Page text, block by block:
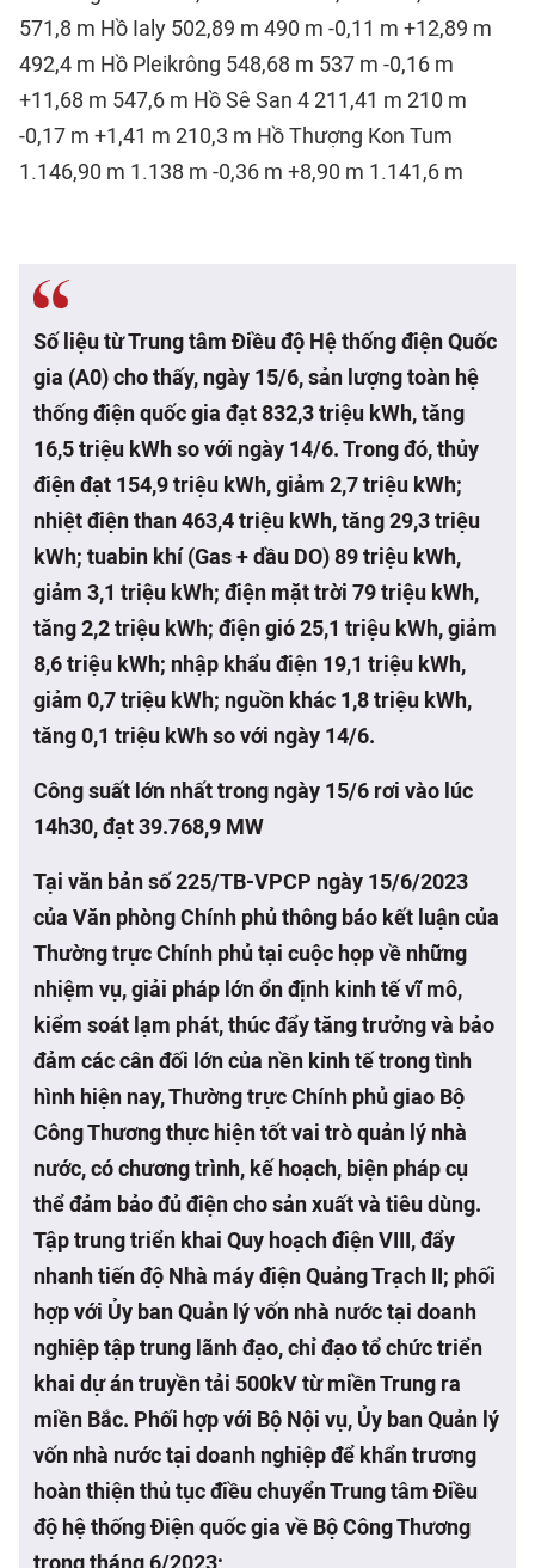
571,8 m Hồ Ialy 502,89 m 490 m -0,11 m +12,89 m
492,4 m Hồ Pleikrông 548,68 m 537 m -0,16 m
+11,68 m 547,6 m Hồ Sê San 4 211,41 m 210 m
-0,17 m +1,41 m 210,3 m Hồ Thượng Kon Tum
1.146,90 m 1.138 m -0,36 m +8,90 m 1.141,6 m
Số liệu từ Trung tâm Điều độ Hệ thống điện Quốc
gia (A0) cho thấy, ngày 15/6, sản lượng toàn hệ
thống điện quốc gia đạt 832,3 triệu kWh, tăng
16,5 triệu kWh so với ngày 14/6. Trong đó, thủy
điện đạt 154,9 triệu kWh, giảm 2,7 triệu kWh;
nhiệt điện than 463,4 triệu kWh, tăng 29,3 triệu
kWh; tuabin khí (Gas + dầu DO) 89 triệu kWh,
giảm 3,1 triệu kWh; điện mặt trời 79 triệu kWh,
tăng 2,2 triệu kWh; điện gió 25,1 triệu kWh, giảm
8,6 triệu kWh; nhập khẩu điện 19,1 triệu kWh,
giảm 0,7 triệu kWh; nguồn khác 1,8 triệu kWh,
tăng 0,1 triệu kWh so với ngày 14/6.
Công suất lớn nhất trong ngày 15/6 rơi vào lúc
14h30, đạt 39.768,9 MW
Tại văn bản số 225/TB-VPCP ngày 15/6/2023
của Văn phòng Chính phủ thông báo kết luận của
Thường trực Chính phủ tại cuộc họp về những
nhiệm vụ, giải pháp lớn ổn định kinh tế vĩ mô,
kiểm soát lạm phát, thúc đẩy tăng trưởng và bảo
đảm các cân đối lớn của nền kinh tế trong tình
hình hiện nay, Thường trực Chính phủ giao Bộ
Công Thương thực hiện tốt vai trò quản lý nhà
nước, có chương trình, kế hoạch, biện pháp cụ
thể đảm bảo đủ điện cho sản xuất và tiêu dùng.
Tập trung triển khai Quy hoạch điện VIII, đẩy
nhanh tiến độ Nhà máy điện Quảng Trạch II; phối
hợp với Ủy ban Quản lý vốn nhà nước tại doanh
nghiệp tập trung lãnh đạo, chỉ đạo tổ chức triển
khai dự án truyền tải 500kV từ miền Trung ra
miền Bắc. Phối hợp với Bộ Nội vụ, Ủy ban Quản lý
vốn nhà nước tại doanh nghiệp để khẩn trương
hoàn thiện thủ tục điều chuyển Trung tâm Điều
độ hệ thống Điện quốc gia về Bộ Công Thương